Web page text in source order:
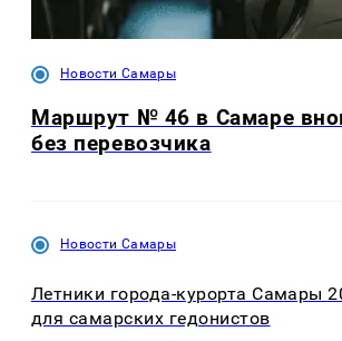
Новости Самары
Маршрут № 46 в Самаре
без перевозчика
Новости Самары
Летники города-курорта Самары
для самарских гедонистов